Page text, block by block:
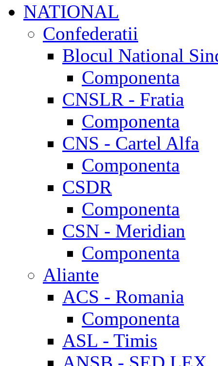
NATIONAL
Confederatii
Blocul National
Componenta
CNSLR - Fratia
Componenta
CNS - Cartel Alfa
Componenta
CSDR
Componenta
CSN - Meridian
Componenta
Aliante
ACS - Romania
Componenta
ASL - Timis